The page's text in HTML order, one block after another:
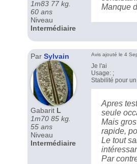
1m83 77 kg.
60 ans
Niveau
Intermédiaire
Manque
Par Sylvain
Gabarit L
1m70 85 kg.
55 ans
Niveau
Intermédiaire
Avis ajouté le 4
Je l'ai
Usage: ;
Stabilité pour
Apres
seule
Mais
rapide,
Le tout
Par